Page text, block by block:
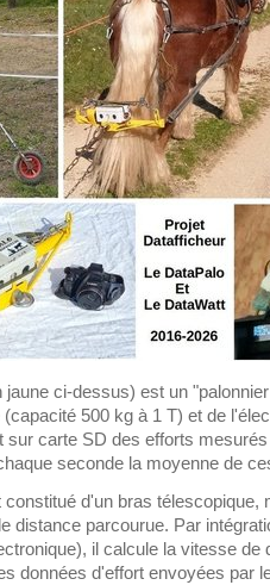
jaune ci-dessus) est un
500 kg à 1 T) et de
sur carte SD des efforts
seconde la moyenne de
constitué d'un bras télescopique,
distance parcourue. Par
il calcule la vitesse de
données d'effort envoyées par